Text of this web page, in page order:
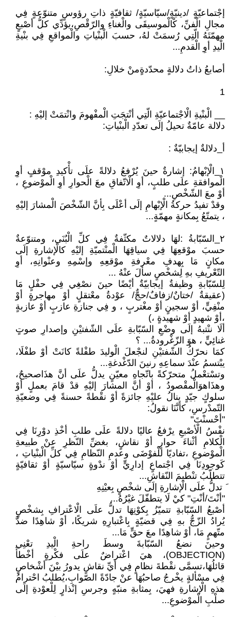
إجْتماعيّةٍ /دينيّةٍ/سيّاسيّةٍ/ ثقافيّةٍ ذاتِ رؤوسٍ متنوّعةٍ فِي
مجالِ الْفنِّ، كْالْموسيقَى والْغناءِ والرّقْصِ،يؤدِّي كلُّ أصْبعٍ
مهمّتَهُ الّتِي رُسمَتْ لهُ، حسبَ الْبنْياتِ والْمواقعِ فِي بنْيةِ
الْيدِ أوِ الْقدمِ...
أصابعُ ذاتُ دلالةٍ محدّدةٍمنْ خلالِ:
1
__ الْبنْيةِ الْاجْتماعيّةِ الّتِي أنْتجَتِ الْمفْهومَ وانْتمَتْ إليْهِ :
دلالة عامّةٌ تحيلُ إلَى تعدّدِ الْبنْياتِ:
أ_دلالةٌ إيجابيّةٌ :
١_الْإبْهامُ: إشارةٌ حينَ يُرْفعُ دلالةً علَى تأْكيدِ موْقفٍ أوِ
الْموافقةِ علَى طلبٍ، أوِ الْاتّفاقِ معَ الْحوارِ أوِ الْموْضوعِ ،
أوْ معَ الشّخْصِ...
وقدْ تفيدُ حركةُ الْإبْهامِ إلَى أعْلَى بِأنَّ الشّخْصَ الْمشارَ إليْهِ
، يتمتّعُ بِمكانةٍ مهمّةٍ...
٢_السّبّابةُ :لهَا دلالاتٌ مكثّفةٌ فِي كلِّ الْبُنَى، ومتنوّعةٌ
حسبَ موْقعِهَا فِي سياقِهَا الْمنْتميّةِ إليْهِ كالْإشارةِ إلَى
مكانٍ مَا بِهدفِ معْرفةِ موْقعِهِ وإسْمِهِ وعنْوانِهِ، أوِ
التّعْريفِ بهِ لِشخْصٍ سألَ عنْهُ ...
لِلسّبّابةِ وظيفةٌ إيجابيّةٌ أيْضًا حينَ نصْغِي فِي حفْلٍ مَا
(عقيقةٌ /ختانٌ/زفافٌ/حجٌّ/ عوْدةُ معْتقلٍ أوْ مهاجرةٍ أوْ
منْفِيٍّ، أوْ سجينٍ أوْ مغْتربٍ ، و فِي جنازةِ عازبٍ أوْ عازبةٍ
،أوْ شهيدٍ أوْ شهيدةٍ ،)
ألَا ننْتبهُ إلَى وضْعِ السّبّابةِ علَى الشّفتيْنِ وإصدارِ صوتٍ
غنائِيٍّ ، هوَ الزّغْرودةُ... ؟
كمَا نحرّكُ الشّفتيْنِ لنجْعلَ الْوليدَ طفْلةً كانَتْ أوْ طفْلَا،
يبْتسمُ عنْدَ سماعِهِ رنينَ الدّغْدغةِ...
وتسْتعْملُ متحرّكةً باتّجاهِ معيّنٍ يدلُّ علَى أنَّ هذَاصحيحٌ،
وهذَاهوَالْمقْصودُ ، أوْ أنَّ المشارَ إليْهِ قدْ قامَ بعملٍ أوْ
سلوكٍ جيّدٍ ينالُ عليْهِ جائزةً أوْ نقْطةً حسنةً فِي وضعيّةِ
التّمدْرسِ، كأنَّنَا نقولُ:
"أحْسنْتَ"
نفْسُ الْأصْبعِ يرْفعُ عاليًا دلالةً علَى طلبِ أخْذِ دوْرِنَا فِي
الْكلامِ أثْناءَ حوارٍ أوْ نقاشٍ، بغضِّ النّظرِ عنْ طبيعةِ
الْموْضوعِ ،تفاديًا للْفوْضَى وعدمِ النّظامِ فِي كلِّ الْبنْياتِ ،
كَوجودِنَا فِي اجْتماعٍ إدارِيٍّ أوْ ندْوةٍ سيّاسيّةٍ أوْ ثقافيّةٍ
تتطلّبُ تنْطيمَ النّقاشِ...
َ تدلُّ علَى الْإشارةِ إلَى شخْصٍ بِعيْنِهِ
"أنْتَ/أنْتِ" كيْ لَا يتطفّلَ غيْرُهُ...
أصْبعُ السّبّابةِ تتميّزُ بِكوْنِهَا تدلُّ علَى الْاعْترافِ بِشخْصٍ
يُرادُ الزّجُّ بهِ فِي قضيّةٍ بِاعْتبارِهِ شريكًا، أوْ شاهِدًا ضدَّ
متّهمٍ مَا، أوْ شاهِدًا معَ حقٍّ مَا...
وحينَ نضعُ السّبّابةَ وسطَ راحةِ الْيدِ تعْنِي
(OBJECTION)، هيَ اعْتراضٌ علَى فكْرةٍ أخْطأَ
قائلُهَا،تسمَّى نقْطةَ نظامٍ فِي أيِّ نقاشٍ يدورُ بيْنَ أشْخاصٍ
فِي مسْألةٍ يخْرجُ صاحبُهَا عنْ جادّةً الصّوابِ،يُطلبُ احْترامُ
هذهِ الْإشارةِ فهيَ، بِمثابةِ منبّهٍ وجرسِ إنْذارٍ لِلْعوْدةِ إلَى
صلْبِ الْموْضوعِ...